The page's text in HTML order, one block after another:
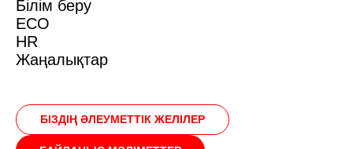
Білім беру
ECO
HR
Жаңалықтар
БІЗДІҢ ӘЛЕУМЕТТІК ЖЕЛІЛЕР
Экспорт
Білім беру
ECO
HR
Жаңалықтар
БІЗДІҢ ӘЛЕУМЕТТІК ЖЕЛІЛЕР